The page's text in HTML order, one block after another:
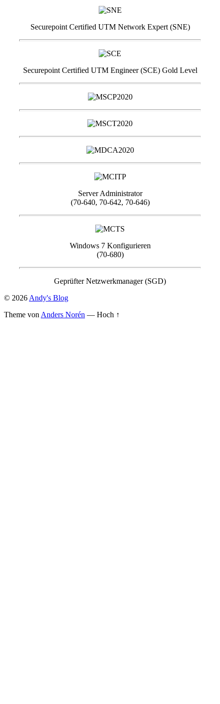
Securepoint Certified UTM Network Expert (SNE)
Securepoint Certified UTM Engineer (SCE) Gold Level
Server Administrator
(70-640, 70-642, 70-646)
Windows 7 Konfigurieren
(70-680)
Geprüfter Netzwerkmanager (SGD)
© 2026 Andy's Blog
Theme von Anders Norén — Hoch ↑